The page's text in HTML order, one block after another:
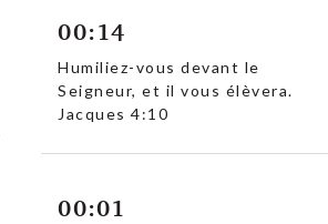
00:14
Humiliez-vous devant le
Seigneur, et il vous élèvera.
Jacques 4:10
00:01